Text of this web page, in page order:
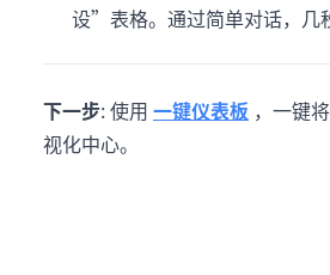
设”表格。通过简单对话，几
下一步: 使用 一键仪表板 ，一键
视化中心。